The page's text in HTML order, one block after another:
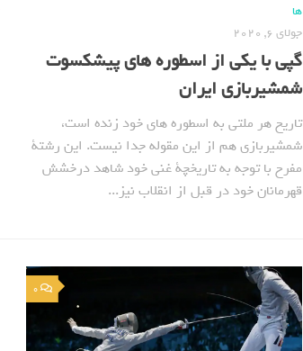
ها
جولای 6, 2020
گپی با یکی از اسطوره های پیشکسوت
شمشیربازی ایران
تاریخ هر ملتی به اسطوره های خود زنده است،
شمشیربازی هم از این مقوله جدا نیست. این رشتة
مفرح با توجه به تاریخچة غنی خود شاهد درخشش
قهرمانان خود در قبل از انقلاب نیز...
0